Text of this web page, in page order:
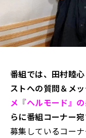
番組では、田村睦
ストへの質問＆メ
メ『ヘルモード』
らに番組コーナー
募集しているコーナ